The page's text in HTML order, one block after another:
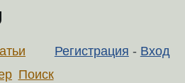
Регистрация - Вход
Поиск